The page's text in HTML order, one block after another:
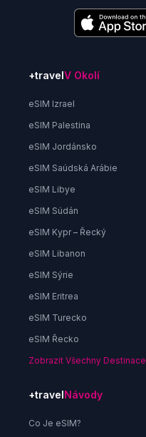
+travelV Okolí
eSIM Izrael
eSIM Palestina
eSIM Jordánsko
eSIM Saúdská Arábie
eSIM Libye
eSIM Súdán
eSIM Kypr – Řecký
eSIM Libanon
eSIM Sýrie
eSIM Eritrea
eSIM Turecko
eSIM Řecko
Zobrazit Všechny Destinace
+travelNávody
Co Je eSIM?